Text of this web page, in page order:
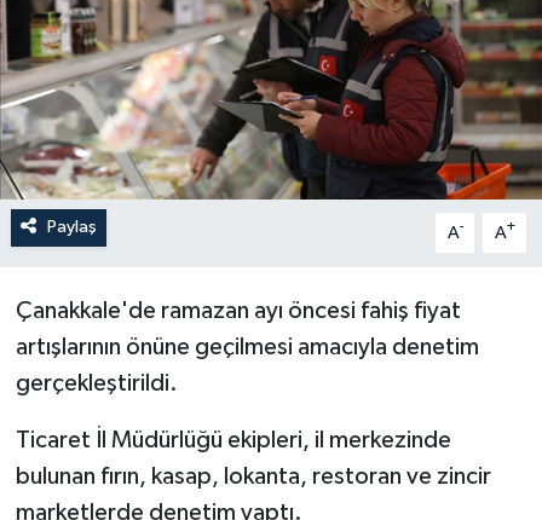
Paylaş A- A+
Çanakkale'de ramazan ayı öncesi fahiş fiyat
artışlarının önüne geçilmesi amacıyla denetim
gerçekleştirildi.
Ticaret İl Müdürlüğü ekipleri, il merkezinde
bulunan fırın, kasap, lokanta, restoran ve zincir
marketlerde denetim yaptı.